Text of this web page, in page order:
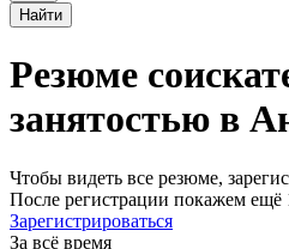
Найти
Резюме
занятостью в
Чтобы видеть все резюме,
После регистрации покажем ещё
Зарегистрироваться
За всё время